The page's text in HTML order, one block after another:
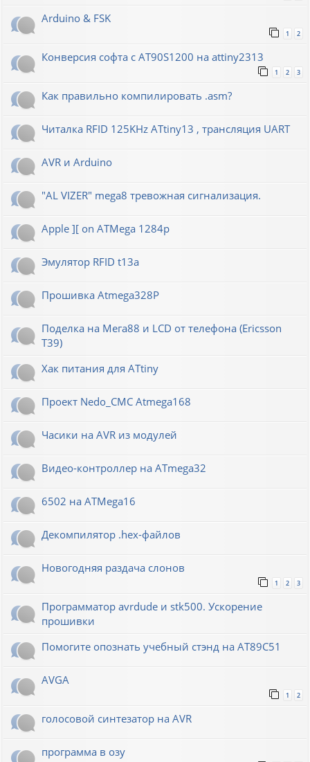
Arduino & FSK
1 2
Конверсия софта с AT90S1200 на attiny2313
1 2 3
Как правильно компилировать .asm?
Читалка RFID 125KHz ATtiny13 , трансляция UART
AVR и Arduino
"AL VIZER" mega8 тревожная сигнализация.
Apple ][ on ATMega 1284p
Эмулятор RFID t13a
Прошивка Atmega328P
Поделка на Мега88 и LCD от телефона (Ericsson
T39)
Хак питания для ATtiny
Проект Nedo_CMC Atmega168
Часики на AVR из модулей
Видео-контроллер на ATmega32
6502 на ATMega16
Декомпилятор .hex-файлов
Новогодняя раздача слонов
1 2 3
Программатор avrdude и stk500. Ускорение
прошивки
Помогите опознать учебный стэнд на AT89С51
AVGA
1 2
голосовой синтезатор на AVR
программа в озу